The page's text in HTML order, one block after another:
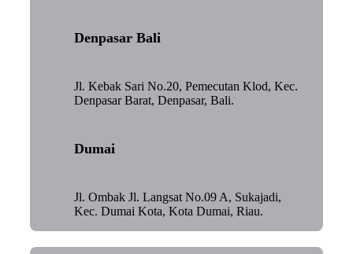
Denpasar Bali
Jl. Kebak Sari No.20, Pemecutan Klod, Kec.
Denpasar Barat, Denpasar, Bali.
Dumai
Jl. Ombak Jl. Langsat No.09 A, Sukajadi,
Kec. Dumai Kota, Kota Dumai, Riau.